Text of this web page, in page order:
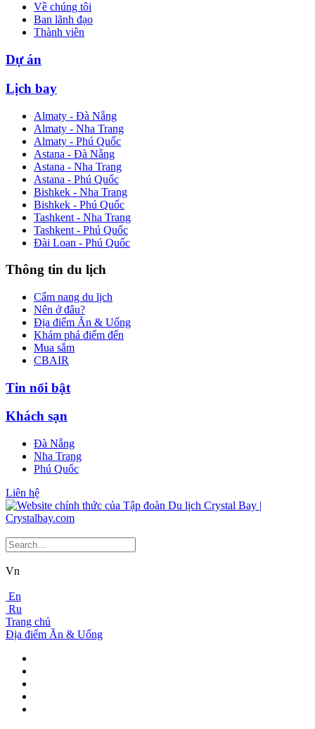
Về chúng tôi
Ban lãnh đạo
Thành viên
Dự án
Lịch bay
Almaty - Đà Nẵng
Almaty - Nha Trang
Almaty - Phú Quốc
Astana - Đà Nẵng
Astana - Nha Trang
Astana - Phú Quốc
Bishkek - Nha Trang
Bishkek - Phú Quốc
Tashkent - Nha Trang
Tashkent - Phú Quốc
Đài Loan - Phú Quốc
Thông tin du lịch
Cẩm nang du lịch
Nên ở đâu?
Địa điểm Ăn & Uống
Khám phá điểm đến
Mua sắm
CBAIR
Tin nổi bật
Khách sạn
Đà Nẵng
Nha Trang
Phú Quốc
Liên hệ
Vn
En
Ru
Trang chủ
Địa điểm Ăn & Uống